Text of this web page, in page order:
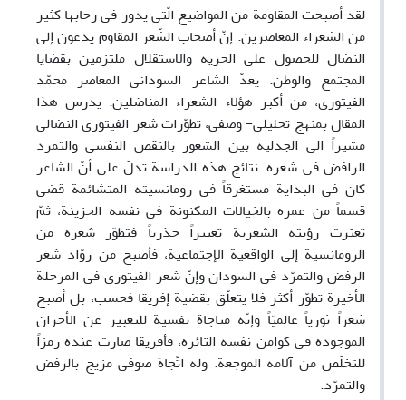
لقد أصبحت المقاومة من المواضیع الّتی یدور فی رحابها کثیر
من الشعراء المعاصرین. إنّ أصحاب الشّعر المقاوم یدعون إلى
النضال للحصول على الحریة والاستقلال ملتزمین بقضایا
المجتمع والوطن. یعدّ الشاعر السودانی المعاصر محمّد
الفیتوری، من أکبر هؤلاء الشعراء المناضلین. یدرس هذا
المقال بمنهج تحلیلی- وصفی، تطوّرات شعر الفیتوری النضالی
مشیراً الى الجدلیة بین الشعور بالنقص النفسی والتمرد
الرافض فی شعره. نتائج هذه الدراسة تدلّ على أنّ الشاعر
کان فی البدایة مستغرقاً فی رومانسیته المتشائمة قضى
قسماً من عمره بالخیالات المکنونة فی نفسه الحزینة، ثمّ
تغیّرت رؤیته الشعریة تغییراً جذریاً فتطوّر شعره من
الرومانسیة إلى الواقعیة الإجتماعیة، فأصبح من روّاد شعر
الرفض والتمرّد فی السودان وإنّ شعر الفیتوری فی المرحلة
الأخیرة تطوّر أکثر فلا یتعلّق بقضیة إفریقا فحسب، بل أصبح
شعراً ثوریاً عالمیّاً وإنّه مناجاة نفسیة للتعبیر عن الأحزان
الموجودة فی کوامن نفسه الثائرة، فأفریقا صارت عنده رمزاً
للتخلّص من آلامه الموجعة. وله اتّجاهَ صوفی مزیج بالرفض
والتمرّد.